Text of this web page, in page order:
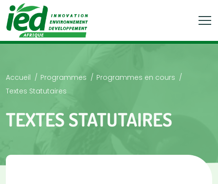
Accueil Programmes
Programmes en cours
Textes Statutaires
TEXTES STATUTAIRES